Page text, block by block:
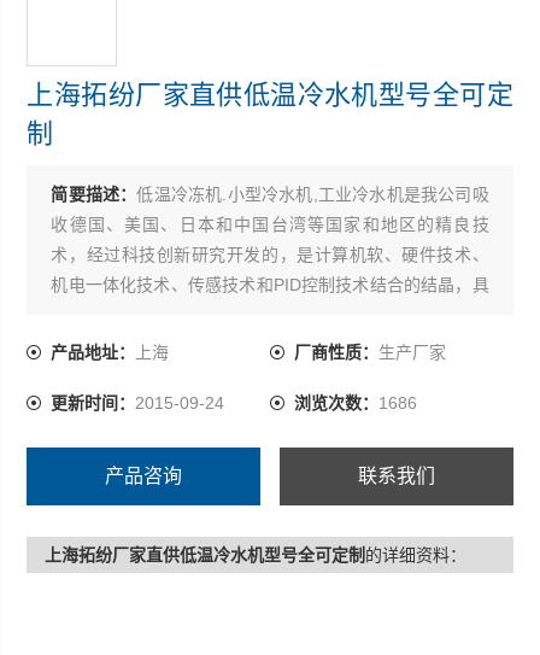
上海拓纷厂家直供低温冷水机型号全可定
制
简要描述：低温冷冻机.小型冷水机,工业冷水机是我公司吸
收德国、美国、日本和中国台湾等国家和地区的精良技
术，经过科技创新研究开发的，是计算机软、硬件技术、
机电一体化技术、传感技术和PID控制技术结合的结晶，具
供低温冷水机型号全可定制
产品地址： 上海 厂商性质： 生产厂家
更新时间： 2015-09-24 浏览次数： 1686
产品咨询 联系我们
上海拓纷厂家直供低温冷水机型号全可定制 的详细资料：